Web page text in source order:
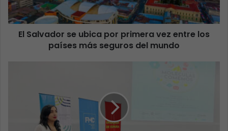
El Salvador se ubica por primera vez entre los
países más seguros del mundo